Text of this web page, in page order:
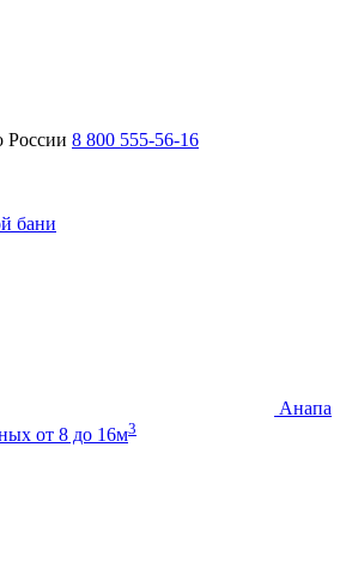
России 8 800 555-56-16
бани
Анапа
от 8 до 16м3